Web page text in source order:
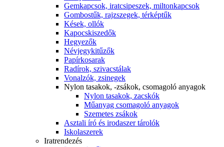
Gemkapcsok, iratcsipeszek, miltonkapcsok
Gombostűk, rajzszegek, térképtűk
Kések, ollók
Kapocskiszedők
Hegyezők
Névjegykitűzők
Papírkosarak
Radírok, szivacstálak
Vonalzók, zsinegek
Nylon tasakok, -zsákok, csomagoló anyagok
Nylon tasakok, zacskók
Műanyag csomagoló anyagok
Szemetes zsákok
Asztali író és irodaszer tárolók
Iskolaszerek
Iratrendezés